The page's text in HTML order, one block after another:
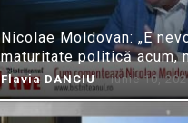
Nicolae Moldovan: „E
maturitate politică acum,
Flavia DANCIU - iunie 10,